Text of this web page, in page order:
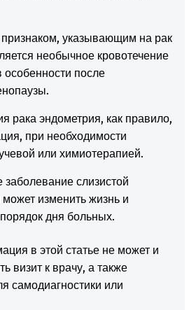
указывающим на рак
необычное кровотечение
особенности после
рака эндометрия, как правило,
при необходимости
или химиотерапией.
заболевание слизистой
изменить жизнь и
дня больных.
в этой статье не может и
визит к врачу, а также
самодиагностики или